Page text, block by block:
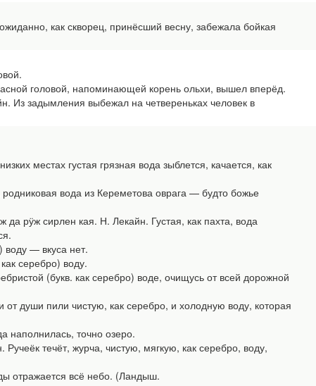
как скворец, принёсший весну, забежала бойкая
головой, напоминающей корень ольхи, вышел вперёд.
задымления выбежал на четвереньках человек в
местах густая грязная вода зыблется, качается, как
вода из Кереметова оврага — будто божье
рӱж сирлен кая. Н. Лекайн. Густая, как пахта, вода
— вкуса нет.
серебро) воду.
(букв. как серебро) воде, очищусь от всей дорожной
души пили чистую, как серебро, и холодную воду, которая
наполнилась, точно озеро.
течёт, журча, чистую, мягкую, как серебро, воду,
отражается всё небо. (Ландыш.